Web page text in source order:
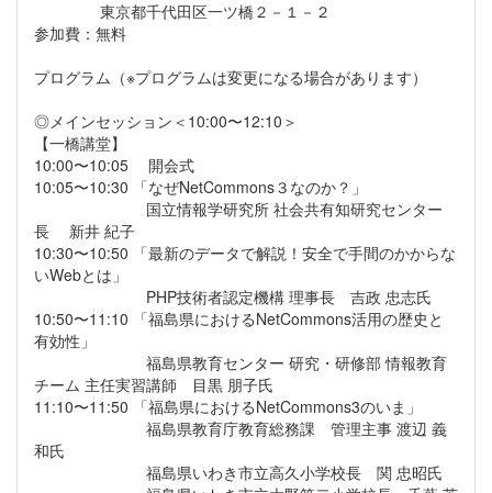
東京都千代田区一ツ橋２－１－２
参加費：無料
プログラム（※プログラムは変更になる場合があります）
◎メインセッション＜10:00〜12:10＞
【一橋講堂】
10:00〜10:05 開会式
10:05〜10:30 「なぜNetCommons３なのか？」
国立情報学研究所 社会共有知研究センター
長 新井 紀子
10:30〜10:50 「最新のデータで解説！安全で手間のかからな
いWebとは」
PHP技術者認定機構 理事長 吉政 忠志氏
10:50〜11:10 「福島県におけるNetCommons活用の歴史と
有効性」
福島県教育センター 研究・研修部 情報教育
チーム 主任実習講師 目黒 朋子氏
11:10〜11:50 「福島県におけるNetCommons3のいま」
福島県教育庁教育総務課 管理主事 渡辺 義
和氏
福島県いわき市立高久小学校長 関 忠昭氏